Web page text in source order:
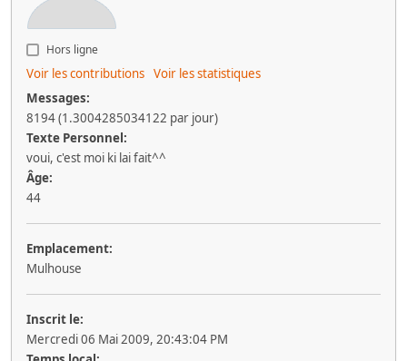
Hors ligne
Voir les contributions Voir les statistiques
Messages:
8194 (1.3004285034122 par jour)
Texte Personnel:
voui, c'est moi ki lai fait^^
Âge:
44
Emplacement:
Mulhouse
Inscrit le:
Mercredi 06 Mai 2009, 20:43:04 PM